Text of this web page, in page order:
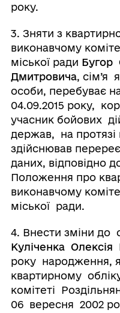
року.
3. Зняти з
виконавчому
міської ради Бугор
Дмитровича, сім’я
особи, перебуває
04.09.2015 року,
учасник бойових
держав, на протязі
здійснював
даних, відповідно
Положення про
виконавчому
міської ради.
4. Внести зміни до
Куліченка Олексія
року народження,
квартирному
комітеті
06 вересня 2002